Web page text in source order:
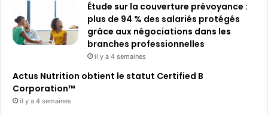
Étude sur la couverture prévoyance :
plus de 94 % des salariés protégés
grâce aux négociations dans les
branches professionnelles
il y a 4 semaines
Actus Nutrition obtient le statut Certified B
Corporation™
il y a 4 semaines